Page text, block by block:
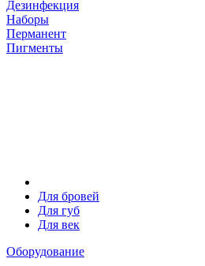
Дезинфекция
Наборы
Перманент
Пигменты
Для бровей
Для губ
Для век
Оборудование